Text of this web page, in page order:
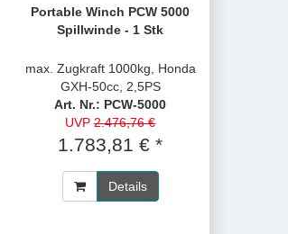
Portable Winch PCW 5000
Spillwinde - 1 Stk
max. Zugkraft 1000kg, Honda
GXH-50cc, 2,5PS
Art. Nr.: PCW-5000
UVP2.476,76 €
1.783,81 € *
Details